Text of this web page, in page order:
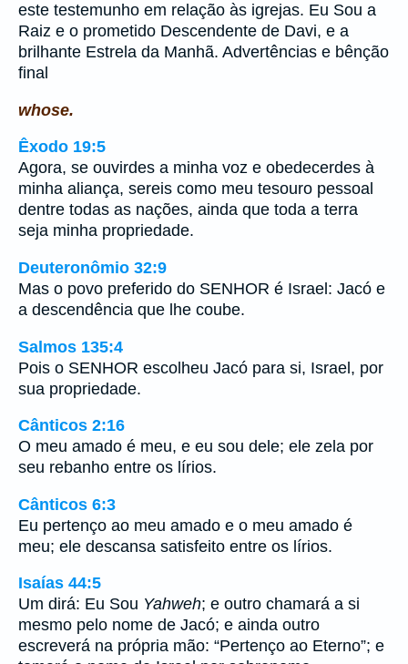
este testemunho em relação às igrejas. Eu Sou a
Raiz e o prometido Descendente de Davi, e a
brilhante Estrela da Manhã. Advertências e bênção
final
whose.
Êxodo 19:5
Agora, se ouvirdes a minha voz e obedecerdes à
minha aliança, sereis como meu tesouro pessoal
dentre todas as nações, ainda que toda a terra
seja minha propriedade.
Deuteronômio 32:9
Mas o povo preferido do SENHOR é Israel: Jacó e
a descendência que lhe coube.
Salmos 135:4
Pois o SENHOR escolheu Jacó para si, Israel, por
sua propriedade.
Cânticos 2:16
O meu amado é meu, e eu sou dele; ele zela por
seu rebanho entre os lírios.
Cânticos 6:3
Eu pertenço ao meu amado e o meu amado é
meu; ele descansa satisfeito entre os lírios.
Isaías 44:5
Um dirá: Eu Sou Yahweh; e outro chamará a si
mesmo pelo nome de Jacó; e ainda outro
escreverá na própria mão: “Pertenço ao Eterno”; e